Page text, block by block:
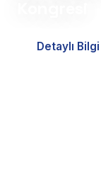
Detaylı Bilgi